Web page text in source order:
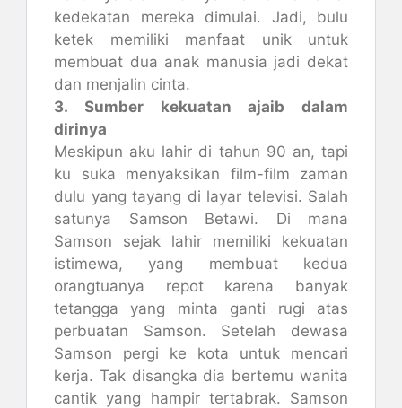
kedekatan mereka dimulai. Jadi, bulu
ketek memiliki manfaat unik untuk
membuat dua anak manusia jadi dekat
dan menjalin cinta.
3. Sumber kekuatan ajaib dalam
dirinya
Meskipun aku lahir di tahun 90 an, tapi
ku suka menyaksikan film-film zaman
dulu yang tayang di layar televisi. Salah
satunya Samson Betawi. Di mana
Samson sejak lahir memiliki kekuatan
istimewa, yang membuat kedua
orangtuanya repot karena banyak
tetangga yang minta ganti rugi atas
perbuatan Samson. Setelah dewasa
Samson pergi ke kota untuk mencari
kerja. Tak disangka dia bertemu wanita
cantik yang hampir tertabrak. Samson